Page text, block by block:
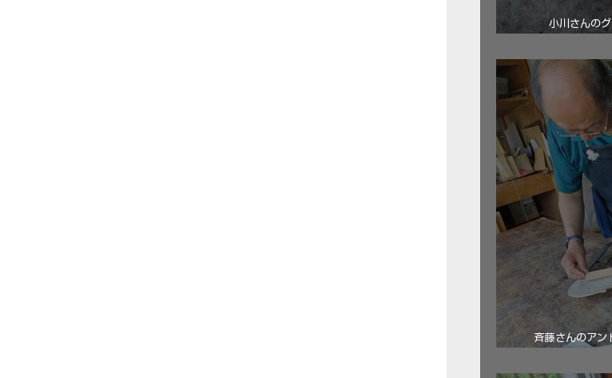
小川さんの
斉藤さんのア